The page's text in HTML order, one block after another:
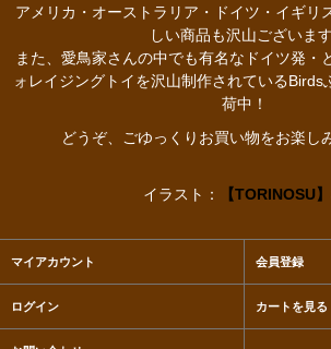
アメリカ・オーストラリア・ドイツ・イギリ
しい商品も沢山ございま
また、愛鳥家さんの中でも有名なドイツ発・
ォレイジングトイを沢山制作されているBirds
荷中！
どうぞ、ごゆっくりお買い物をお楽し
イラスト： 【TORINOSU】
マイアカウント 会員登録
ログイン カートを見る